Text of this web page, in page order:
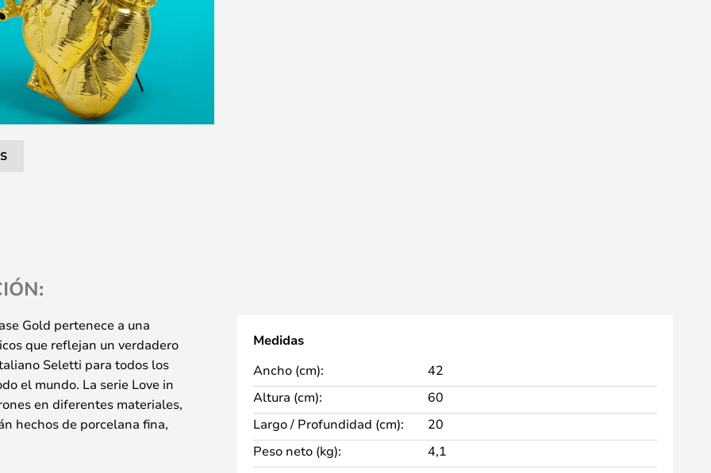
Gold pertenece a una
que reflejan un verdadero
Seletti para todos los
el mundo. La serie Love in
en diferentes materiales,
hechos de porcelana fina,
vidrio o resina, cada uno
Medidas
Ancho (cm):
42
Altura (cm):
60
Largo / Profundidad (cm):
20
Peso neto (kg):
4,1